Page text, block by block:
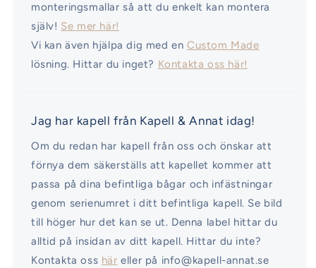
monteringsmallar så att du enkelt kan montera
själv! Se mer här!
Vi kan även hjälpa dig med enCustom Made
lösning. Hittar du inget? Kontakta oss här!
Jag har kapell från Kapell & Annat idag!
Om du redan har kapell från oss och önskar att
förnya dem säkerställs att kapellet kommer att
passa på dina befintliga bågar och infästningar
genom serienumret i ditt befintliga kapell. Se bild
till höger hur det kan se ut. Denna label hittar du
alltid på insidan av ditt kapell. Hittar du inte?
Kontakta oss här eller på info@kapell-annat.se